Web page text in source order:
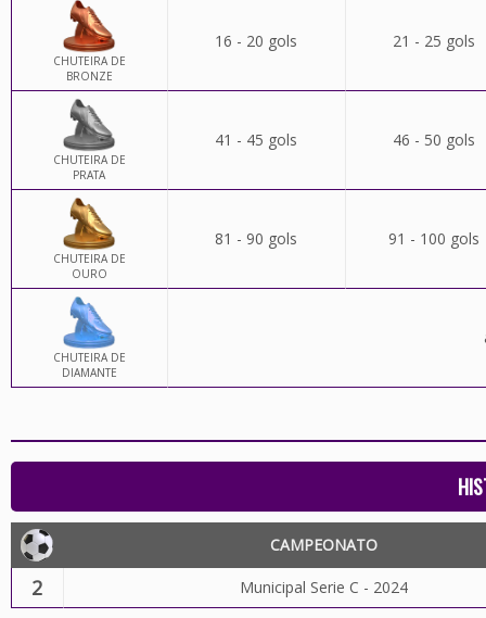
CHUTEIRA DE
BRONZE
16 - 20 gols 21 - 25 gols
CHUTEIRA DE
PRATA
41 - 45 gols 46 - 50 gols
CHUTEIRA DE
OURO
81 - 90 gols 91 - 100 gols
CHUTEIRA DE
DIAMANTE
CAMPEONATO
2 Municipal Serie C - 2024